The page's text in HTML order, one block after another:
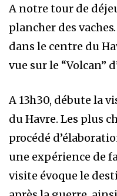
A notre tour de
plancher des
dans le centre du
vue sur le “Volcan”
A 13h30, débute la
du Havre. Les plus
procédé
une expérience de
visite évoque le